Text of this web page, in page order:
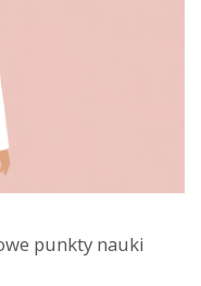
punkty nauki